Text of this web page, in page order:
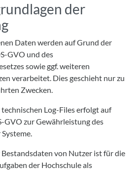
der
Daten werden auf Grund der
GVO und des
sowie ggf. weiteren
verarbeitet. Dies geschieht nur zu
Zwecken.
Log-Files erfolgt auf
GVO zur Gewährleistung des
von Nutzer ist für die
der Hochschule als